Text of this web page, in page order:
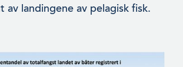
av landingene av pelagisk fisk.